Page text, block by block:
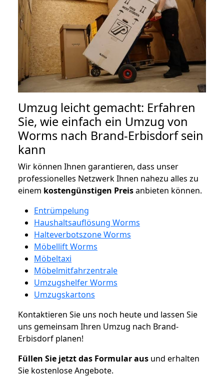
Umzug leicht gemacht: Erfahren
Sie, wie einfach ein Umzug von
Worms nach Brand-Erbisdorf sein
kann
Wir können Ihnen garantieren, dass unser
professionelles Netzwerk Ihnen nahezu alles zu
einem kostengünstigen Preisanbieten können.
Entrümpelung
Haushaltsauflösung Worms
Halteverbotszone Worms
Möbellift Worms
Möbeltaxi
Möbelmitfahrzentrale
Umzugshelfer Worms
Umzugskartons
Kontaktieren Sie uns noch heute und lassen Sie
uns gemeinsam Ihren Umzug nach Brand-
Erbisdorf planen!
Füllen Sie jetzt das Formular aus und erhalten
Sie kostenlose Angebote.